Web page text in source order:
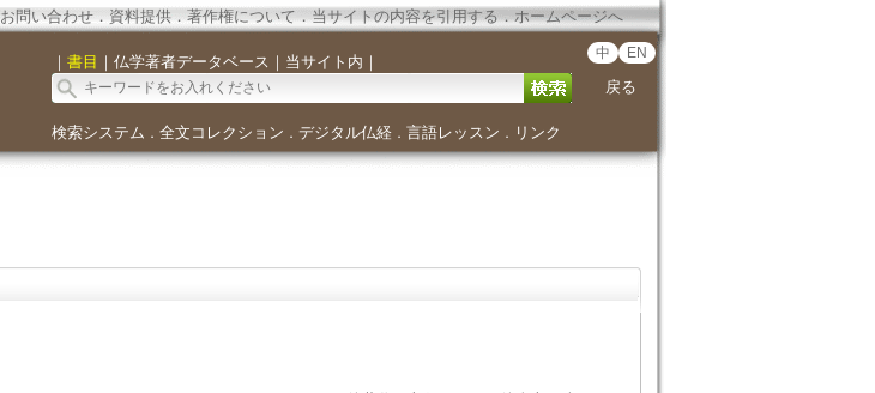
お問い合わせ． 資料提供．著作権について．当サイトの内容を引用する．ホームページへ
｜ 書目 ｜ 仏学著者データベース ｜ 当サイト内 ｜ 中 EN
戻る
検索システム ． 全文コレクション ． デジタル仏経． 言語レッスン ． リンク